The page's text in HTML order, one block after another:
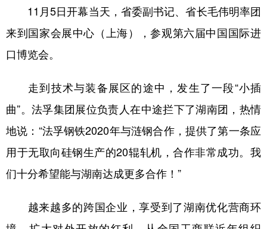
11月5日开幕当天，省委副书记、省长毛伟明率团
来到国家会展中心（上海），参观第六届中国国际进
口博览会。
走到技术与装备展区的途中，发生了一段“小插
曲”。法孚集团展位负责人在中途拦下了湖南团，热情
地说：“法孚钢铁2020年与涟钢合作，提供了第一条应
用于无取向硅钢生产的20辊轧机，合作非常成功。我
们十分希望能与湖南达成更多合作！”
越来越多的跨国企业，享受到了湖南优化营商环